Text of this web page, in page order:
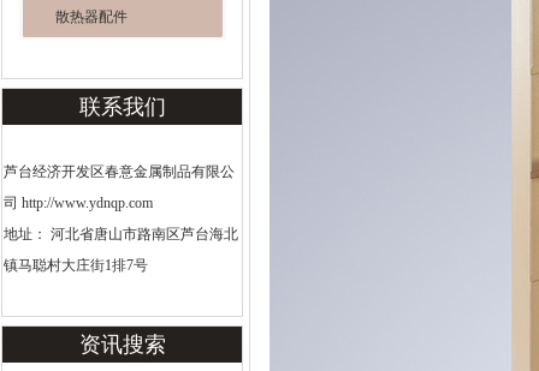
散热器配件
联系我们
芦台经济开发区春意金属制品有限公
司 http://www.ydnqp.com
地址： 河北省唐山市路南区芦台海北
镇马聪村大庄街1排7号
资讯搜索